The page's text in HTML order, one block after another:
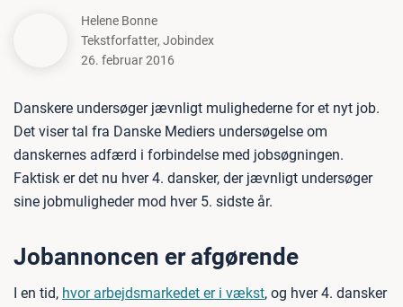
Helene Bonne
Tekstforfatter, Jobindex
26. februar 2016
Danskere undersøger jævnligt mulighederne for et nyt job.
Det viser tal fra Danske Mediers undersøgelse om
danskernes adfærd i forbindelse med jobsøgningen.
Faktisk er det nu hver 4. dansker, der jævnligt undersøger
sine jobmuligheder mod hver 5. sidste år.
Jobannoncen er afgørende
I en tid, hvor arbejdsmarkedet er i vækst, og hver 4. dansker